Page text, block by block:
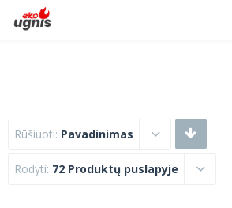
Rūšiuoti: Pavadinimas
Rodyti: 72 Produktų puslapyje